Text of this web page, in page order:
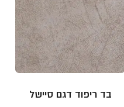
בד ריפוד דגם סיישל